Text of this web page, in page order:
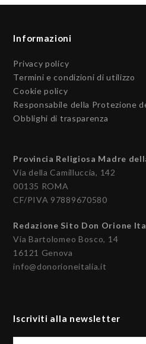
Informazioni
Privacy policy
Termini e condizioni di utilizzo
Cookie policy
Responsabile della Protezione
Obblighi di trasparenza
Provincia Religiosa Madre
Via della Camilluccia, 142
00135 ROMA
CF/PIVA 97889670580
Redazione Sito Don Orione
Via Bartolomeo Bosco, 14
16121 Genova
info@donorioneitalia.it
Iscriviti alla newsletter